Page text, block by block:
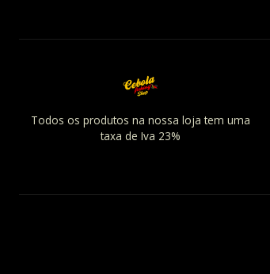
Todos os produtos na nossa loja tem uma
taxa de Iva 23%